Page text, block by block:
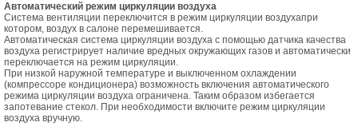
Автоматический режим циркуляции воздуха
Система вентиляции переключится в режим циркуляции воздухапри
котором, воздух в салоне перемешивается.
Автоматическая система циркуляции воздуха с помощью датчика качества
воздуха регистрирует наличие вредных окружающих газов и автоматически
переключается на режим циркуляции.
При низкой наружной температуре и выключенном охлаждении
(компрессоре кондиционера) возможность включения автоматического
режима циркуляции воздуха ограничена. Таким образом избегается
запотевание стекол. При необходимости включите режим циркуляции
воздуха вручную.